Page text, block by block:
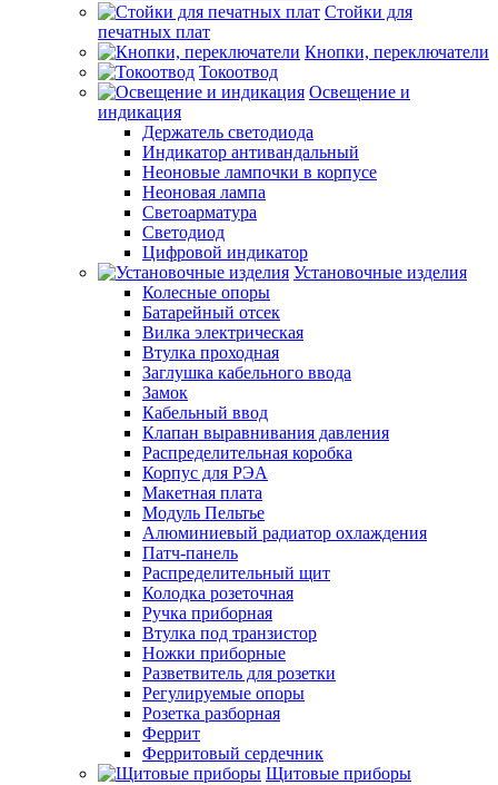
Стойки для
печатных плат
Кнопки, переключатели
Токоотвод
Освещение и
индикация
Держатель светодиода
Индикатор антивандальный
Неоновые лампочки в корпусе
Неоновая лампа
Светоарматура
Светодиод
Цифровой индикатор
Установочные изделия
Колесные опоры
Батарейный отсек
Вилка электрическая
Втулка проходная
Заглушка кабельного ввода
Замок
Кабельный ввод
Клапан выравнивания давления
Распределительная коробка
Корпус для РЭА
Макетная плата
Модуль Пельтье
Алюминиевый радиатор охлаждения
Патч-панель
Распределительный щит
Колодка розеточная
Ручка приборная
Втулка под транзистор
Ножки приборные
Разветвитель для розетки
Регулируемые опоры
Розетка разборная
Феррит
Ферритовый сердечник
Щитовые приборы